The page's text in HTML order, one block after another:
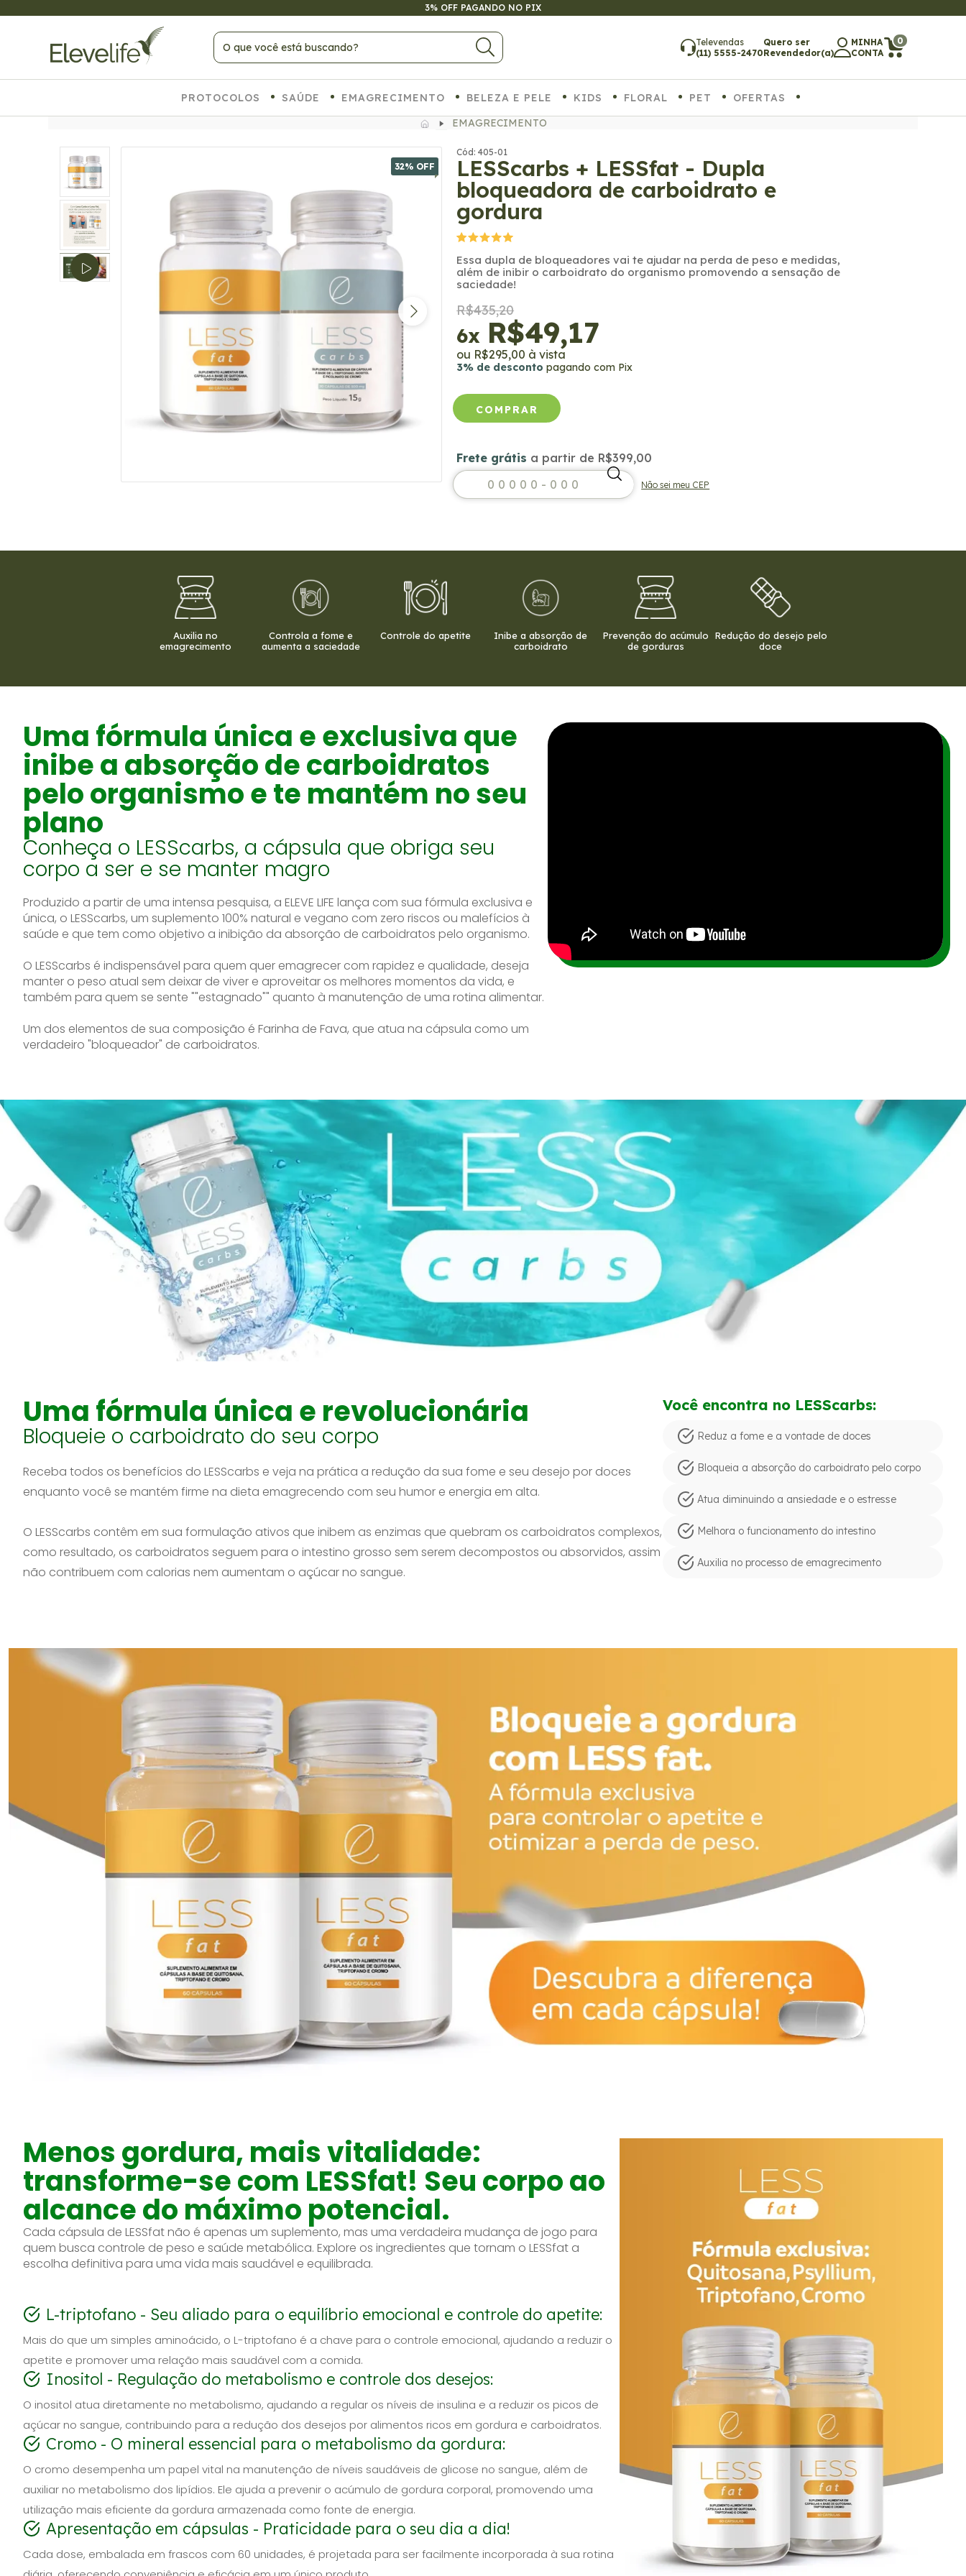
3% OFF PAGANDO NO PIX
Televendas
(11) 5555-2470
Quero ser
Revendedor(a)
MINHA
CONTA
0
PROTOCOLOS SAÚDE EMAGRECIMENTO BELEZA E PELE KIDS FLORAL PET
OFERTAS
EMAGRECIMENTO
32% OFF
Cód: 405-01
LESScarbs + LESSfat - Dupla
bloqueadora de carboidrato e
gordura
Essa dupla de bloqueadores vai te ajudar na perda de peso e medidas,
além de inibir o carboidrato do organismo promovendo a sensação de
saciedade!
R$435,20
6x R$49,17
3% de desconto pagando com Pix
R$295,00
Frete grátis R$399,00
Entregas para o CEP:
Frete grátis a partir de R$399,00
Não sei meu CEP
Auxilia no
emagrecimento
Controla a fome e
aumenta a saciedade
Controle do apetite
Inibe a absorção de
carboidrato
Prevenção do acúmulo
de gorduras
Redução do desejo pelo
doce
Uma fórmula única e exclusiva que
inibe a absorção de carboidratos
pelo organismo e te mantém no seu
plano
Conheça o LESScarbs, a cápsula que obriga seu
corpo a ser e se manter magro
Produzido a partir de uma intensa pesquisa, a ELEVE LIFE lança com sua fórmula exclusiva e
única, o LESScarbs, um suplemento 100% natural e vegano com zero riscos ou malefícios à
saúde e que tem como objetivo a inibição da absorção de carboidratos pelo organismo.
O LESScarbs é indispensável para quem quer emagrecer com rapidez e qualidade, deseja
manter o peso atual sem deixar de viver e aproveitar os melhores momentos da vida, e
também para quem se sente ""estagnado"" quanto à manutenção de uma rotina alimentar.
Um dos elementos de sua composição é Farinha de Fava, que atua na cápsula como um
verdadeiro "bloqueador" de carboidratos.
Uma fórmula única e revolucionária
Bloqueie o carboidrato do seu corpo
Receba todos os benefícios do LESScarbs e veja na prática a redução da sua fome e seu desejo por doces
enquanto você se mantém firme na dieta emagrecendo com seu humor e energia em alta.
O LESScarbs contêm em sua formulação ativos que inibem as enzimas que quebram os carboidratos complexos,
como resultado, os carboidratos seguem para o intestino grosso sem serem decompostos ou absorvidos, assim
não contribuem com calorias nem aumentam o açúcar no sangue.
Você encontra no LESScarbs:
Reduz a fome e a vontade de doces
Bloqueia a absorção do carboidrato pelo corpo
Atua diminuindo a ansiedade e o estresse
Melhora o funcionamento do intestino
Auxilia no processo de emagrecimento
Menos gordura, mais vitalidade:
transforme-se com LESSfat! Seu corpo ao
alcance do máximo potencial.
Cada cápsula de LESSfat não é apenas um suplemento, mas uma verdadeira mudança de jogo para
quem busca controle de peso e saúde metabólica. Explore os ingredientes que tornam o LESSfat a
escolha definitiva para uma vida mais saudável e equilibrada.
L-triptofano - Seu aliado para o equilíbrio emocional e controle do apetite:
Mais do que um simples aminoácido, o L-triptofano é a chave para o controle emocional, ajudando a reduzir o
apetite e promover uma relação mais saudável com a comida.
Inositol - Regulação do metabolismo e controle dos desejos:
O inositol atua diretamente no metabolismo, ajudando a regular os níveis de insulina e a reduzir os picos de
açúcar no sangue, contribuindo para a redução dos desejos por alimentos ricos em gordura e carboidratos.
Cromo - O mineral essencial para o metabolismo da gordura:
O cromo desempenha um papel vital na manutenção de níveis saudáveis de glicose no sangue, além de
auxiliar no metabolismo dos lipídios. Ele ajuda a prevenir o acúmulo de gordura corporal, promovendo uma
utilização mais eficiente da gordura armazenada como fonte de energia.
Apresentação em cápsulas - Praticidade para o seu dia a dia!
Cada dose, embalada em frascos com 60 unidades, é projetada para ser facilmente incorporada à sua rotina